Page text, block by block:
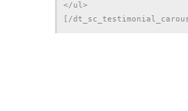
</ul>